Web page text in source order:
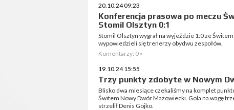
20.10.24 09:23
Konferencja prasowa po meczu
Stomil Olsztyn 0:1
Stomil Olsztyn wygrał na wyjeździe 1:0 ze
wypowiedzieli się trenerzy obydwu zespołów.
Komentarzy: 0 »
19.10.24 15:55
Trzy punkty zdobyte w Nowym
Blisko dwa miesiące czekaliśmy na komplet
Świtem Nowy Dwór Mazowiecki. Gola na wagę
strzelił Denis Gojko.